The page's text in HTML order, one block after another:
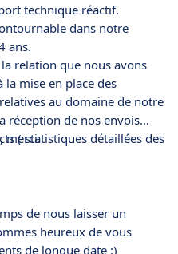
technique réactif.
dans notre
ans.
relation que nous avons
la mise en place des
au domaine de notre
réception de nos envois
( statistiques détaillées des
à disposition de
personnalisables, envoi
merci.
de nous laisser un
heureux de vous
de longue date :)